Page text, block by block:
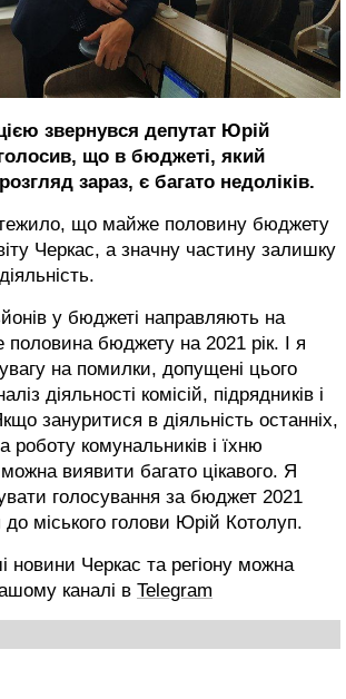
звернувся депутат Юрій
що в бюджеті, який
зараз, є багато недоліків.
що майже половину бюджету
Черкас, а значну частину залишку
у бюджеті направляють на
половина бюджету на 2021 рік. І я
на помилки, допущені цього
діяльності комісій, підрядників і
зануритися в діяльність останніх,
роботу комунальників і їхню
виявити багато цікавого. Я
голосування за бюджет 2021
до міського голови Юрій Котолуп.
новини Черкас та регіону можна
каналі в Telegram